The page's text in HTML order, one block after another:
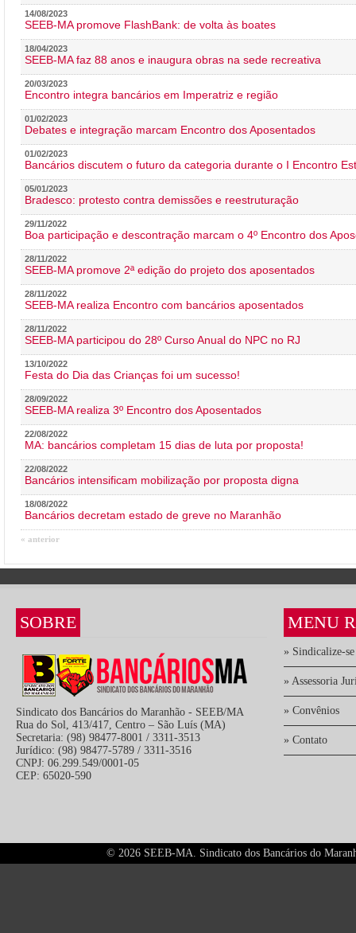
14/08/2023
SEEB-MA promove FlashBank: de volta às boates
18/04/2023
SEEB-MA faz 88 anos e inaugura obras na sede recreativa
20/03/2023
Encontro integra bancários em Imperatriz e região
01/02/2023
Debates e integração marcam Encontro dos Aposentados
01/02/2023
Bancários discutem o futuro da categoria durante o I Encontro
05/01/2023
Bradesco: protesto contra demissões e reestruturação
29/11/2022
Boa participação e descontração marcam o 4º Encontro dos
28/11/2022
SEEB-MA promove 2ª edição do projeto dos aposentados
28/11/2022
SEEB-MA realiza Encontro com bancários aposentados
28/11/2022
SEEB-MA participou do 28º Curso Anual do NPC no RJ
13/10/2022
Festa do Dia das Crianças foi um sucesso!
28/09/2022
SEEB-MA realiza 3º Encontro dos Aposentados
22/08/2022
MA: bancários completam 15 dias de luta por proposta!
22/08/2022
Bancários intensificam mobilização por proposta digna
18/08/2022
Bancários decretam estado de greve no Maranhão
« anterior
SOBRE
Sindicato dos Bancários do Maranhão - SEEB/MA
Rua do Sol, 413/417, Centro – São Luís (MA)
Secretaria: (98) 98477-8001 / 3311-3513
Jurídico: (98) 98477-5789 / 3311-3516
CNPJ: 06.299.549/0001-05
CEP: 65020-590
MENU
» Sindicalize-se
» Assessoria
» Convênios
» Contato
© 2026 SEEB-MA. Sindicato dos Bancários do